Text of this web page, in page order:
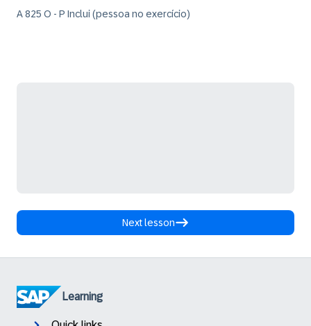
A 825 O - P Inclui (pessoa no exercício)
Next lesson
Learning